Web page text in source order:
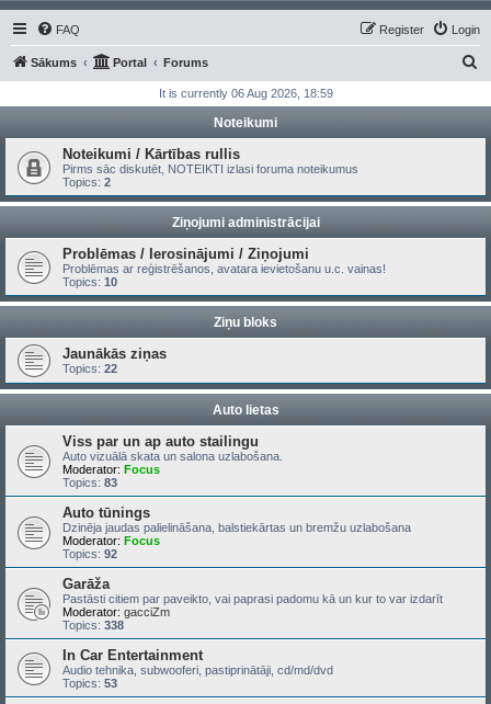
FAQ Login
Register
Sākums Portal Forums
r
h
It is currently 06 Aug 2026, 18:59
Noteikumi
Noteikumi / Kārtības rullis
Pirms sāc diskutēt, NOTEIKTI izlasi foruma noteikumus
Topics: 2
Ziņojumi administrācijai
Problēmas / Ierosinājumi / Ziņojumi
Problēmas ar reģistrēšanos, avatara ievietošanu u.c. vainas!
Topics: 10
Ziņu bloks
Jaunākās ziņas
Topics: 22
Auto lietas
Viss par un ap auto stailingu
Auto vizuālā skata un salona uzlabošana.
Moderator: Focus
Topics: 83
Auto tūnings
Dzinēja jaudas palielināšana, balstiekārtas un bremžu uzlabošana
Moderator: Focus
Topics: 92
Garāža
Pastāsti citiem par paveikto, vai paprasi padomu kā un kur to var izdarīt
Moderator: gacciZm
Topics: 338
In Car Entertainment
Audio tehnika, subwooferi, pastiprinātāji, cd/md/dvd
Topics: 53